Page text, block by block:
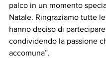
palco in un momento
Natale. Ringraziamo tutte
hanno deciso di partecipare
condividendo la passione
accomuna”.